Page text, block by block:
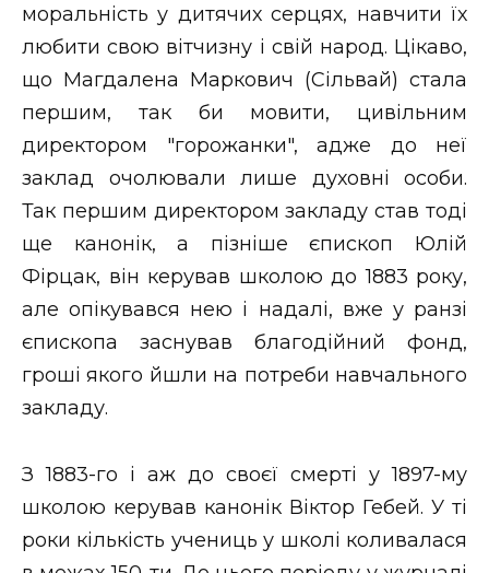
моральність у дитячих серцях, навчити їх
любити свою вітчизну і свій народ. Цікаво,
що Магдалена Маркович (Сільвай) стала
першим, так би мовити, цивільним
директором "горожанки", адже до неї
заклад очолювали лише духовні особи.
Так першим директором закладу став тоді
ще канонік, а пізніше єпископ Юлій
Фірцак, він керував школою до 1883 року,
але опікувався нею і надалі, вже у ранзі
єпископа заснував благодійний фонд,
гроші якого йшли на потреби навчального
закладу.
З 1883-го і аж до своєї смерті у 1897-му
школою керував канонік Віктор Гебей. У ті
роки кількість учениць у школі коливалася